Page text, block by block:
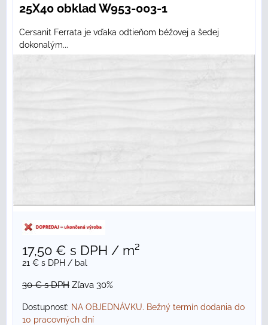
25X40 obklad W953-003-1
Cersanit Ferrata je vďaka odtieňom béžovej a šedej
dokonalým...
17,50 € s DPH / m²
21 € s DPH / bal
30 €s DPH Zľava 30%
Dostupnosť: NA OBJEDNÁVKU. Bežný termín dodania do
10 pracovných dní